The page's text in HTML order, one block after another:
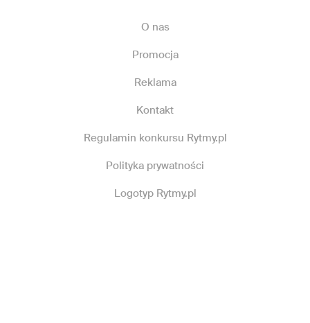
O nas
Promocja
Reklama
Kontakt
Regulamin konkursu Rytmy.pl
Polityka prywatności
Logotyp Rytmy.pl